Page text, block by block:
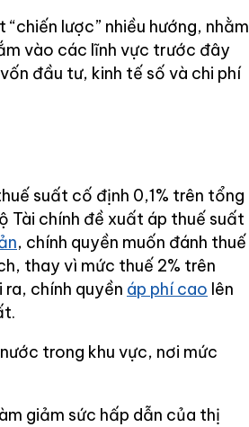
lược” nhiều hướng, nhằm
vào các lĩnh vực trước đây
đầu tư, kinh tế số và chi phí
suất cố định 0,1% trên tổng
Tài chính đề xuất áp thuế suất
, chính quyền muốn đánh thuế
thay vì mức thuế 2% trên
ra, chính quyền áp phí cao lên
trong khu vực, nơi mức
giảm sức hấp dẫn của thị